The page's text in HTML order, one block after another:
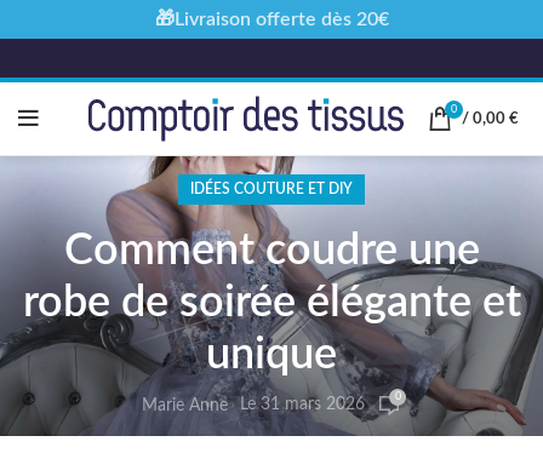
0
/ 0,00 €
IDÉES COUTURE ET DIY
Comment coudre une
robe de soirée élégante et
unique
Marie Anne Le 31 mars 2026 0
🎁Livraison offerte dès 20€